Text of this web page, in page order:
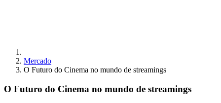
Mercado
O Futuro do Cinema no mundo de streamings
O Futuro do Cinema no mundo de streamings